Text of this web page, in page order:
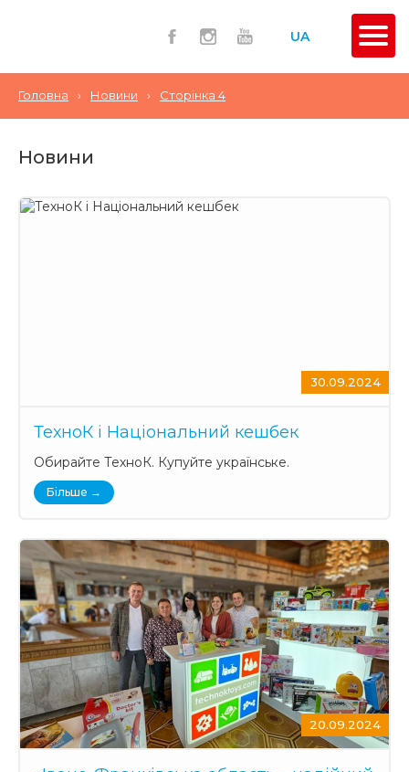
UA
Головна › Новини › Сторінка 4
Новини
30.09.2024
ТехноК і Національний кешбек
Обирайте ТехноК. Купуйте українське.
Більше →
20.09.2024